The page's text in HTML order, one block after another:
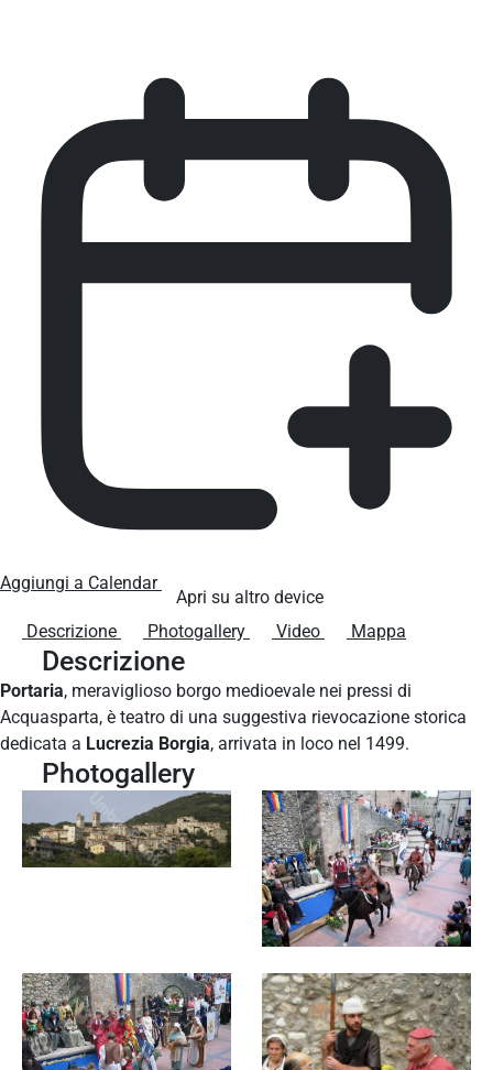
Aggiungi a Calendar
Apri su altro device
Descrizione
Photogallery Video Mappa
Descrizione
Portaria, meraviglioso borgo medioevale nei pressi di
Acquasparta, è teatro di una suggestiva rievocazione storica
dedicata a Lucrezia Borgia, arrivata in loco nel 1499.
Photogallery